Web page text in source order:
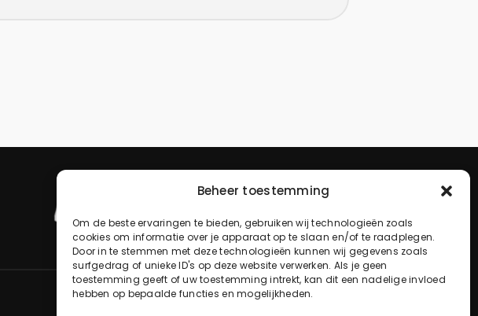
Beheer toestemming
Om de beste ervaringen te bieden, gebruiken wij technologieën zoals
cookies om informatie over je apparaat op te slaan en/of te raadplegen.
Door in te stemmen met deze technologieën kunnen wij gegevens zoals
surfgedrag of unieke ID's op deze website verwerken. Als je geen
toestemming geeft of uw toestemming intrekt, kan dit een nadelige invloed
hebben op bepaalde functies en mogelijkheden.